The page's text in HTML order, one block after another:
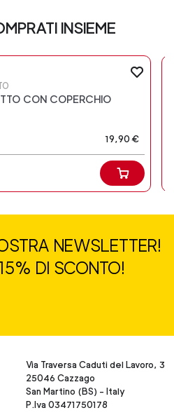
INSIEME
CON COPERCHIO
19,90 €
NEWSLETTER!
DI SCONTO!
Via Traversa Caduti del Lavoro, 3
25046 Cazzago
San Martino (BS) - Italy
P.Iva 03471750178